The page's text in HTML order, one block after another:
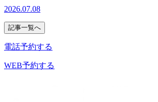
ッサージのように気持ち良い！Re.Ra.Ku
川県川崎市中原区新丸子町７５２-３ハイ
子駅駅徒歩２分）電話番号 ０４４-４５５
ンパ節は免疫と深い関りがあるので、流れ
調管理にも繋がります。☆彡おすすめの
がつらい(デスクワークやスマホで首肩が
んとなく頭が重く、スッキリしない・フェ
キリさせたい！・肌荒れ・くすみが気にな
たい炭酸泡とネックリンパケアを組み合わ
です^^;今まで以上にしっかり水分を摂る
は気を付けていきましょう。お身体の疲労
気圧の変化による疲れが残っていると感じ
ほぐしにいらしてください(^^)/リラク系ボ
ます。30分は1箇所、60分は2箇所、90分は
2026.07.08
記事一覧へ
電話予約する
WEB予約する